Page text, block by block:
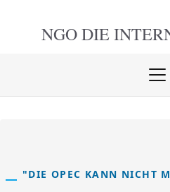
NGO DIE
"DIE OPEC KANN NICHT